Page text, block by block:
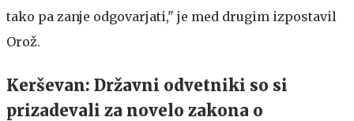
tako pa zanje odgovarjati," je med drugim izpostavil
Orož.
Kerševan: Državni odvetniki so si
prizadevali za novelo zakona o